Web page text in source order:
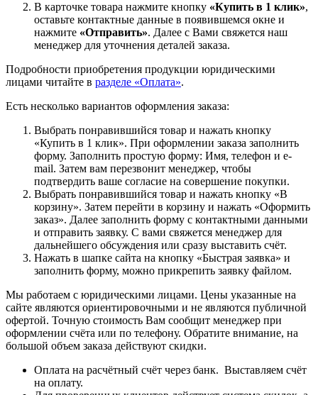
В карточке товара нажмите кнопку «Купить в 1 клик»,
оставьте контактные данные в появившемся окне и
нажмите «Отправить». Далее с Вами свяжется наш
менеджер для уточнения деталей заказа.
Подробности приобретения продукции юридическими
лицами читайте в разделе «Оплата».
Есть несколько вариантов оформления заказа:
Выбрать понравившийся товар и нажать кнопку
«Купить в 1 клик». При оформлении заказа заполнить
форму. Заполнить простую форму: Имя, телефон и e-
mail. Затем вам перезвонит менеджер, чтобы
подтвердить ваше согласие на совершение покупки.
Выбрать понравившийся товар и нажать кнопку «В
корзину». Затем перейти в корзину и нажать «Оформить
заказ». Далее заполнить форму с контактными данными
и отправить заявку. С вами свяжется менеджер для
дальнейшего обсуждения или сразу выставить счёт.
Нажать в шапке сайта на кнопку «Быстрая заявка» и
заполнить форму, можно прикрепить заявку файлом.
Мы работаем с юридическими лицами. Цены указанные на
сайте являются ориентировочными и не являются публичной
офертой. Точную стоимость Вам сообщит менеджер при
оформлении счёта или по телефону. Обратите внимание, на
большой объем заказа действуют скидки.
Оплата на расчётный счёт через банк. Выставляем счёт
на оплату.